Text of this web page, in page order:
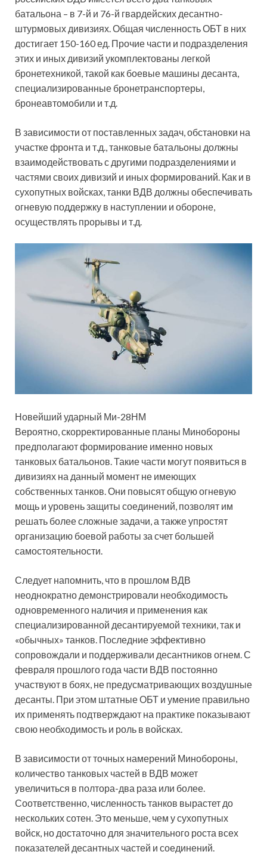
батальона – в 7-й и 76-й гвардейских десантно-
штурмовых дивизиях. Общая численность ОБТ в них
достигает 150-160 ед. Прочие части и подразделения
этих и иных дивизий укомплектованы легкой
бронетехникой, такой как боевые машины десанта,
специализированные бронетранспортеры,
бронеавтомобили и т.д.
В зависимости от поставленных задач, обстановки на
участке фронта и т.д., танковые батальоны должны
взаимодействовать с другими подразделениями и
частями своих дивизий и иных формирований. Как и в
сухопутных войсках, танки ВДВ должны обеспечивать
огневую поддержку в наступлении и обороне,
осуществлять прорывы и т.д.
Новейший ударный Ми-28НМ
Вероятно, скорректированные планы Минобороны
предполагают формирование именно новых
танковых батальонов. Такие части могут появиться в
дивизиях на данный момент не имеющих
собственных танков. Они повысят общую огневую
мощь и уровень защиты соединений, позволят им
решать более сложные задачи, а также упростят
организацию боевой работы за счет большей
самостоятельности.
Следует напомнить, что в прошлом ВДВ
неоднократно демонстрировали необходимость
одновременного наличия и применения как
специализированной десантируемой техники, так и
«обычных» танков. Последние эффективно
сопровождали и поддерживали десантников огнем. С
февраля прошлого года части ВДВ постоянно
участвуют в боях, не предусматривающих воздушные
десанты. При этом штатные ОБТ и умение правильно
их применять подтверждают на практике показывают
свою необходимость и роль в войсках.
В зависимости от точных намерений Минобороны,
количество танковых частей в ВДВ может
увеличиться в полтора-два раза или более.
Соответственно, численность танков вырастет до
нескольких сотен. Это меньше, чем у сухопутных
войск, но достаточно для значительного роста всех
показателей десантных частей и соединений.